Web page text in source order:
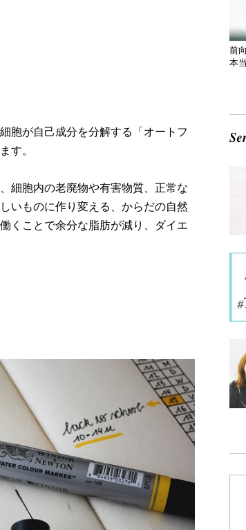
胞が自己成分を分解する「オートフ
す。
細胞内の老廃物や有害物質、正常な
いものに作り変える、からだの自然
くことで余分な脂肪が減り、ダイエ
前
本